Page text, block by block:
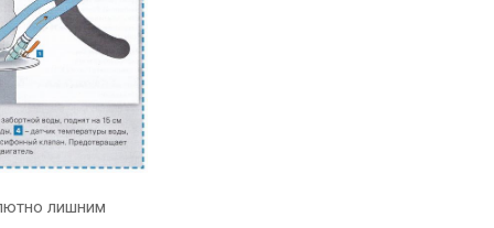
лишним